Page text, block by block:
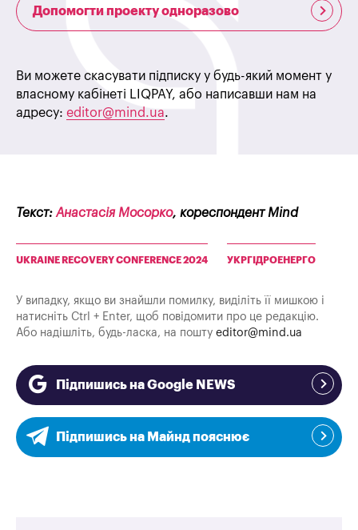
Допомогти проекту одноразово
Ви можете скасувати підписку у будь-який момент у
власному кабінеті LIQPAY, або написавши нам на
адресу: editor@mind.ua.
Текст:Анастасія Мосорко, кореспондент Mind
UKRAINE RECOVERY CONFERENCE 2024 УКРГІДРОЕНЕРГО
У випадку, якщо ви знайшли помилку, виділіть її мишкою і
натисніть Ctrl + Enter, щоб повідомити про це редакцію.
Або надішліть, будь-ласка, на пошту editor@mind.ua
Підпишись на Google NEWS
Підпишись на Майнд пояснює